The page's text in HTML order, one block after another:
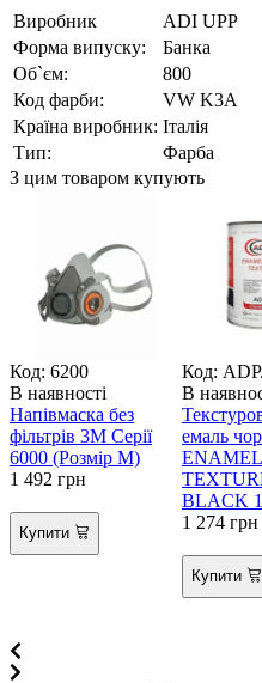
Виробник
ADI UPP
Форма випуску:
Банка
Об`єм:
800
Код фарби:
VW K3A
Країна виробник: Італія
Тип:
Фарба
З цим товаром купують
Код: 6200
В наявності
Напівмаска без
фільтрів 3М Серії
6000 (Розмір М)
1 492 грн
Купити
Код:
В
емаль
BLACK
1 274 грн
Купити